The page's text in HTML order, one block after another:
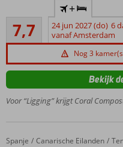
afstand
van het
centrum
strand
Rustig
gelegen
Halfpension
en All Incl.
7,7
Goed
27
beoordelingen
+
24 jun 2027 (do) 6
vanaf Amsterdam
Nog 3
Voor “Ligging” krijgt Coral
Bekijk
Home
Spanje Canarische Eilanden
Ramada Residences by Wyndham Costa Adeje